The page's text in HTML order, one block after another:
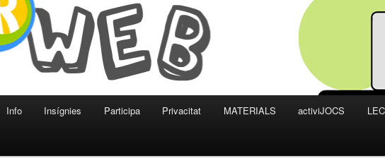
Info Insígnies Participa Privacitat MATERIALS activiJOCS